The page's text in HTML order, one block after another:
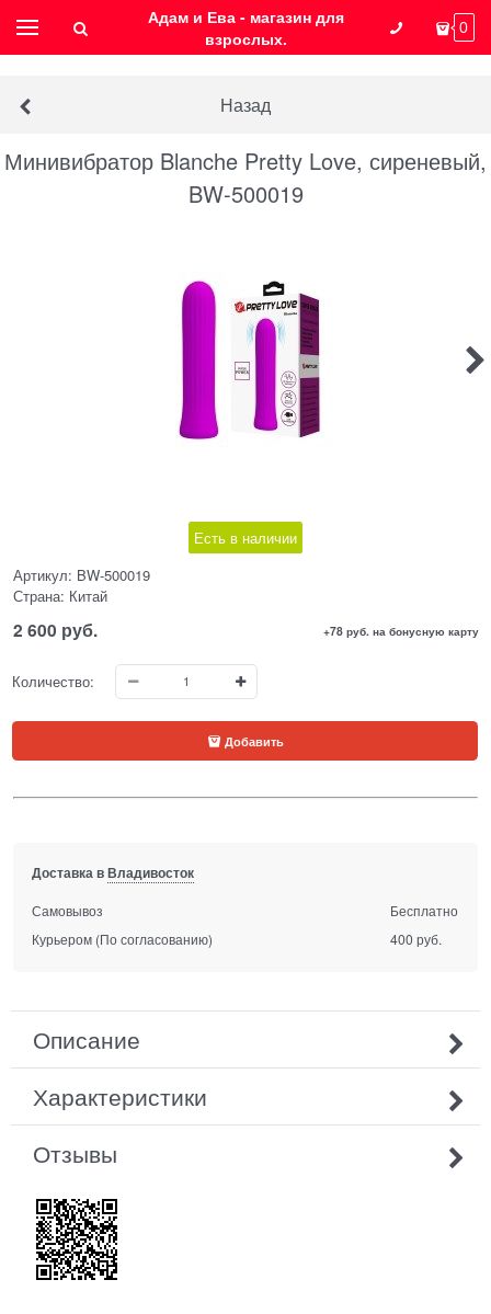
Адам и Ева - магазин для
взрослых.
0
Назад
Минивибратор Blanche Pretty Love, сиреневый,
BW-500019
Есть в наличии
Артикул: BW-500019
Страна: Китай
2 600 руб. +78 руб. на бонусную карту
Количество:
Добавить
Доставка вВладивосток
Самовывоз
Бесплатно
Курьером (По согласованию) 400 руб.
Описание
Характеристики
Отзывы